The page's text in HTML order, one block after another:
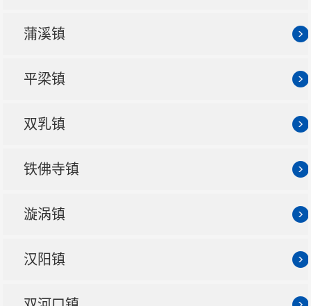
蒲溪镇
平梁镇
双乳镇
铁佛寺镇
漩涡镇
汉阳镇